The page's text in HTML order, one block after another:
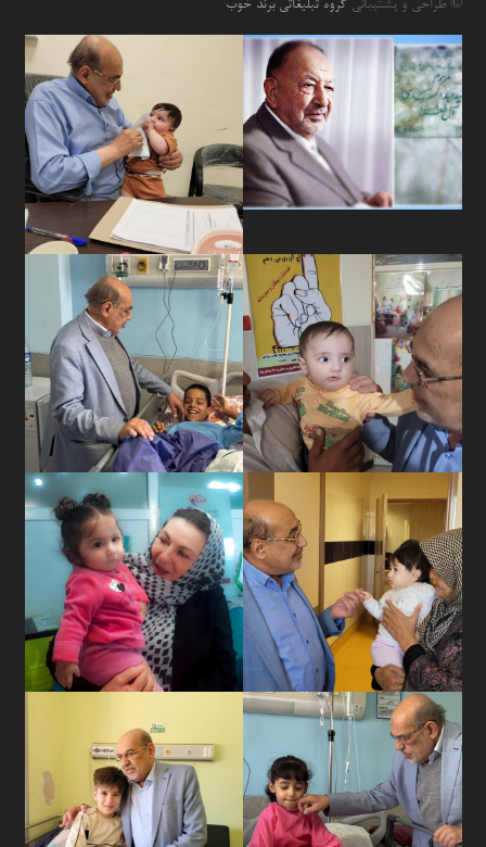
© طراحی و پشتیبانیگروه تبلیغاتی برند خوب